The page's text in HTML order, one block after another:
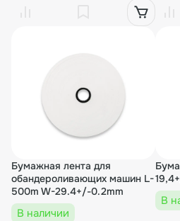
Бумажная лента для
обандероливающих машин L-
500m W-29.4+/-0.2mm
В наличии
В